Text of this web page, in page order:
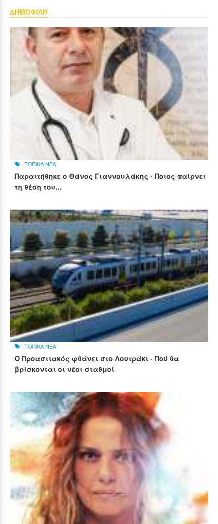
ΔΗΜΟΦΙΛΗ
ΤΟΠΙΚΑ ΝΕΑ
Παραιτήθηκε ο Θάνος Γιαννουλάκης - Ποιος παίρνει
τη θέση του...
ΤΟΠΙΚΑ ΝΕΑ
Ο Προαστιακός φθάνει στο Λουτράκι - Πού θα
βρίσκονται οι νέοι σταθμοί